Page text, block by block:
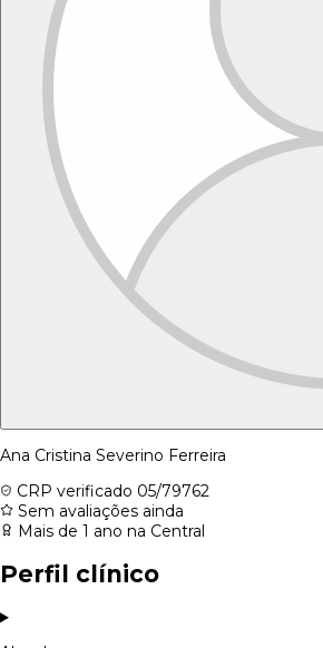
Ana Cristina Severino Ferreira
CRP verificado 05/79762
Sem avaliações ainda
Mais de 1 ano na Central
Perfil clínico